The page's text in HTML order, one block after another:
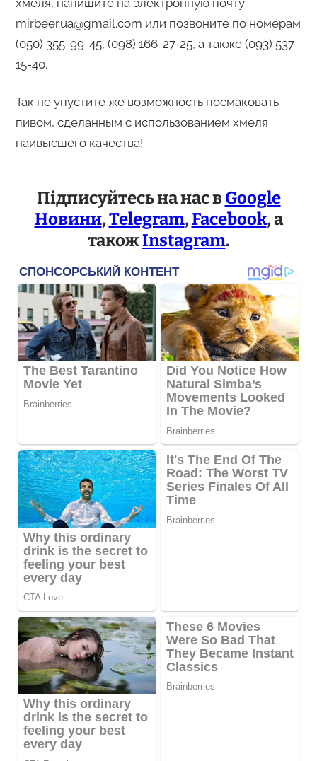
mirbeer.ua@gmail.com или позвоните по номерам
(050) 355-99-45, (098) 166-27-25, а также (093) 537-
15-40.
Так не упустите же возможность посмаковать
пивом, сделанным с использованием хмеля
наивысшего качества!
Підписуйтесь на нас вGoogle
Новини,Telegram,Facebook, а
такожInstagram.